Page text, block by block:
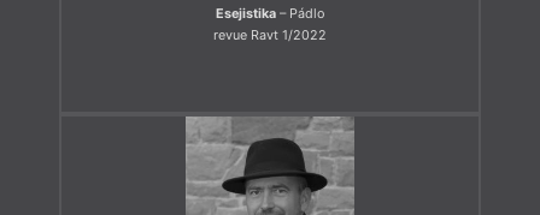
Esejistika – Pádlo
revue Ravt 1/2022